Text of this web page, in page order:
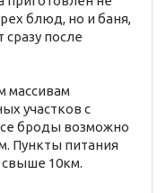
блюд, но и баня,
после
массивам
участков с
броды возможно
Пункты питания
10км.